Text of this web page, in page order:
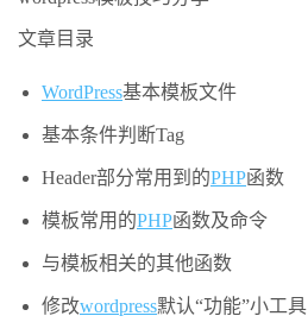
文章目录
WordPress基本模板文件
基本条件判断Tag
Header部分常用到的PHP函数
模板常用的PHP函数及命令
与模板相关的其他函数
修改wordpress默认“功能”小工具